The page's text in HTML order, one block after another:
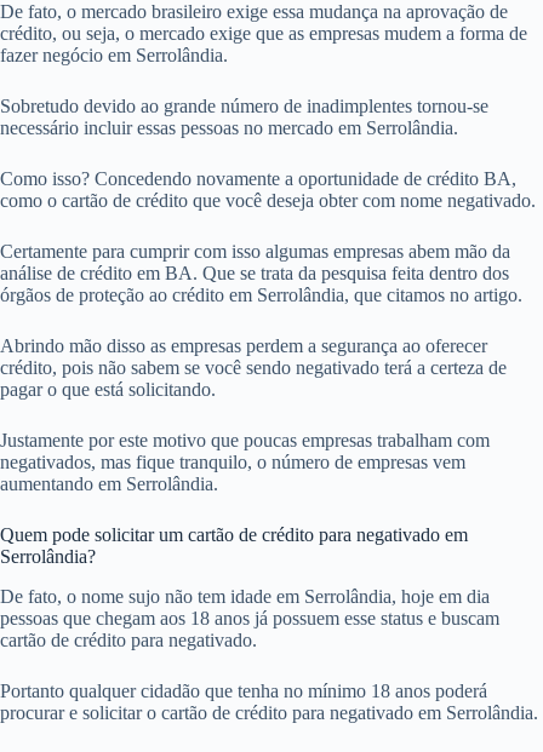
De fato, o mercado brasileiro exige essa mudança na aprovação de
crédito, ou seja, o mercado exige que as empresas mudem a forma de
fazer negócio em Serrolândia.
Sobretudo devido ao grande número de inadimplentes tornou-se
necessário incluir essas pessoas no mercado em Serrolândia.
Como isso? Concedendo novamente a oportunidade de crédito BA,
como o cartão de crédito que você deseja obter com nome negativado.
Certamente para cumprir com isso algumas empresas abem mão da
análise de crédito em BA. Que se trata da pesquisa feita dentro dos
órgãos de proteção ao crédito em Serrolândia, que citamos no artigo.
Abrindo mão disso as empresas perdem a segurança ao oferecer
crédito, pois não sabem se você sendo negativado terá a certeza de
pagar o que está solicitando.
Justamente por este motivo que poucas empresas trabalham com
negativados, mas fique tranquilo, o número de empresas vem
aumentando em Serrolândia.
Quem pode solicitar um cartão de crédito para negativado em
Serrolândia?
De fato, o nome sujo não tem idade em Serrolândia, hoje em dia
pessoas que chegam aos 18 anos já possuem esse status e buscam
cartão de crédito para negativado.
Portanto qualquer cidadão que tenha no mínimo 18 anos poderá
procurar e solicitar o cartão de crédito para negativado em Serrolândia.